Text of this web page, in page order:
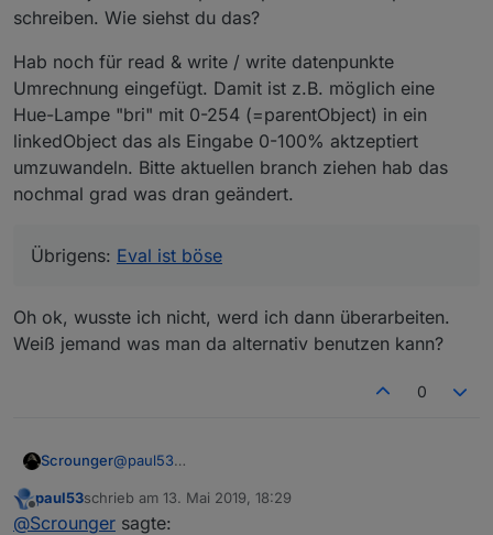
schreiben. Wie siehst du das?
Hab noch für read & write / write datenpunkte
Umrechnung eingefügt. Damit ist z.B. möglich eine
Hue-Lampe "bri" mit 0-254 (=parentObject) in ein
linkedObject das als Eingabe 0-100% aktzeptiert
umzuwandeln. Bitte aktuellen branch ziehen hab das
nochmal grad was dran geändert.
Übrigens: Eval ist böse
Oh ok, wusste ich nicht, werd ich dann überarbeiten.
Weiß jemand was man da alternativ benutzen kann?
0
Scrounger@paul53
Nehmen wir z.B. einen Energiecounter mit Einheit
Watt. Im linkedObject will ich aber kWh als Einheit
Hab noch für read & write / write datenpunkte
Umrechnung eingefügt. Damit ist z.B. möglich eine
Offline
paul53schrieb am 13. Mai 2019, 18:29
zuletzt editiert von
@Scrounger sagte: